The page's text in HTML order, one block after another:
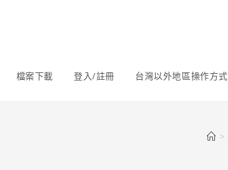
檔案下載 登入/註冊 台灣以外地區操作方式
>